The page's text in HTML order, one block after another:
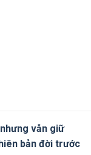
vẫn giữ
bản đời trước